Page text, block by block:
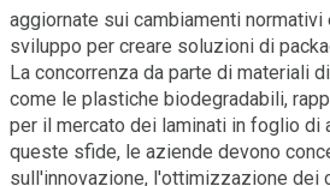
aggiornate sui cambiamenti
sviluppo per creare soluzioni di
La concorrenza da parte di materiali
come le plastiche biodegradabili,
per il mercato dei laminati in foglio di
queste sfide, le aziende devono
sull'innovazione, l'ottimizzazione dei